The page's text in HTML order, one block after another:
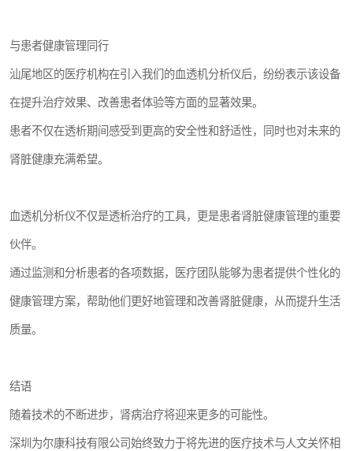
与患者健康管理同行
汕尾地区的医疗机构在引入我们的血透机分析仪后，纷纷表示该设备
在提升治疗效果、改善患者体验等方面的显著效果。
患者不仅在透析期间感受到更高的安全性和舒适性，同时也对未来的
肾脏健康充满希望。
血透机分析仪不仅是透析治疗的工具，更是患者肾脏健康管理的重要
伙伴。
通过监测和分析患者的各项数据，医疗团队能够为患者提供个性化的
健康管理方案，帮助他们更好地管理和改善肾脏健康，从而提升生活
质量。
结语
随着技术的不断进步，肾病治疗将迎来更多的可能性。
深圳为尔康科技有限公司始终致力于将先进的医疗技术与人文关怀相